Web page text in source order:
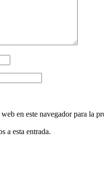
en este navegador para la
a esta entrada.